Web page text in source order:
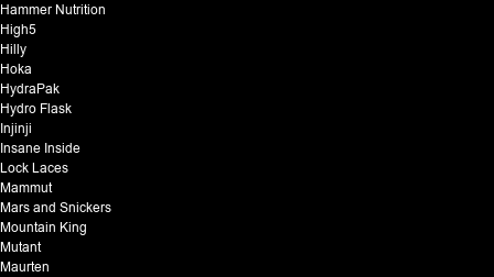
Hammer Nutrition
High5
Hilly
Hoka
HydraPak
Hydro Flask
Injinji
Insane Inside
Lock Laces
Mammut
Mars and Snickers
Mountain King
Mutant
Maurten